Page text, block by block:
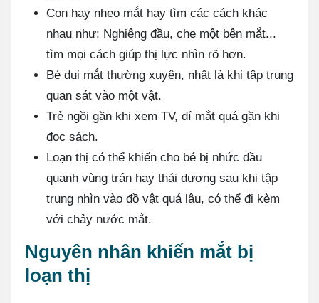
Con hay nheo mắt hay tìm các cách khác
nhau như: Nghiêng đầu, che một bên mắt...
tìm mọi cách giúp thị lực nhìn rõ hơn.
Bé dụi mắt thường xuyên, nhất là khi tập trung
quan sát vào một vật.
Trẻ ngồi gần khi xem TV, dí mắt quá gần khi
đọc sách.
Loạn thị có thể khiến cho bé bị nhức đầu
quanh vùng trán hay thái dương sau khi tập
trung nhìn vào đồ vật quá lâu, có thể đi kèm
với chảy nước mắt.
Nguyên nhân khiến mắt bị
loạn thị